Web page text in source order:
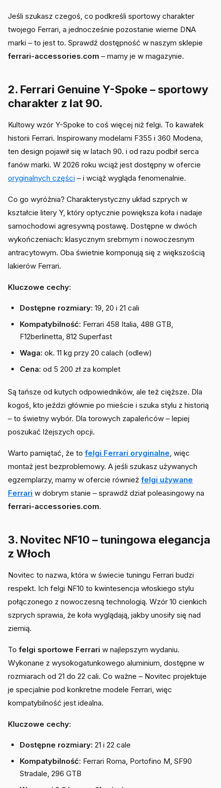
Jeśli szukasz czegoś, co podkreśli sportowy charakter
twojego Ferrari, a jednocześnie pozostanie wierne DNA
marki – to jest to. Sprawdź dostępność w naszym sklepie
ferrari-accessories.com – mamy je w magazynie.
2. Ferrari Genuine Y-Spoke – sportowy
charakter z lat 90.
Kultowy wzór Y-Spoke to coś więcej niż felgi. To kawałek
historii Ferrari. Inspirowany modelami F355 i 360 Modena,
ten design pojawił się w latach 90. i od razu podbił serca
fanów marki. W 2026 roku wciąż jest dostępny w ofercie
oryginalnych części – i wciąż wygląda fenomenalnie.
Co go wyróżnia? Charakterystyczny układ szprych w
kształcie litery Y, który optycznie powiększa koła i nadaje
samochodowi agresywną postawę. Dostępne w dwóch
wykończeniach: klasycznym srebrnym i nowoczesnym
antracytowym. Oba świetnie komponują się z większością
lakierów Ferrari.
Kluczowe cechy:
Dostępne rozmiary: 19, 20 i 21 cali
Kompatybilność: Ferrari 458 Italia, 488 GTB,
F12berlinetta, 812 Superfast
Waga: ok. 11 kg przy 20 calach (odlew)
Cena: od 5 200 zł za komplet
Są tańsze od kutych odpowiedników, ale też cięższe. Dla
kogoś, kto jeździ głównie po mieście i szuka stylu z historią
– to świetny wybór. Dla torowych zapaleńców – lepiej
poszukać lżejszych opcji.
Warto pamiętać, że to felgi Ferrari oryginalne, więc
montaż jest bezproblemowy. A jeśli szukasz używanych
egzemplarzy, mamy w ofercie również felgi używane
Ferrari w dobrym stanie – sprawdź dział poleasingowy na
ferrari-accessories.com.
3. Novitec NF10 – tuningowa elegancja
z Włoch
Novitec to nazwa, która w świecie tuningu Ferrari budzi
respekt. Ich felgi NF10 to kwintesencja włoskiego stylu
połączonego z nowoczesną technologią. Wzór 10 cienkich
szprych sprawia, że koła wyglądają, jakby unosiły się nad
ziemią.
To felgi sportowe Ferrari w najlepszym wydaniu.
Wykonane z wysokogatunkowego aluminium, dostępne w
rozmiarach od 21 do 22 cali. Co ważne – Novitec projektuje
je specjalnie pod konkretne modele Ferrari, więc
kompatybilność jest idealna.
Kluczowe cechy:
Dostępne rozmiary: 21 i 22 cale
Kompatybilność: Ferrari Roma, Portofino M, SF90
Stradale, 296 GTB